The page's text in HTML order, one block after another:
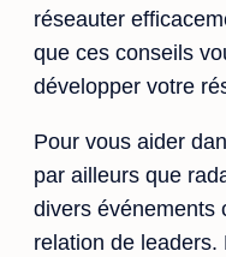
réseauter
que ces conseils
développer votre
Pour vous aider
par ailleurs que
divers événements
relation de leaders.